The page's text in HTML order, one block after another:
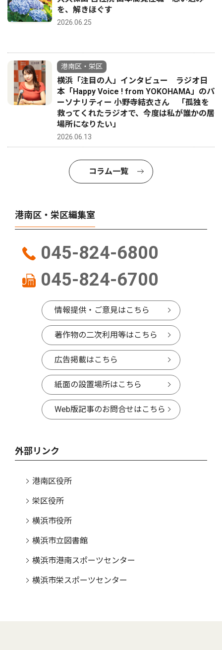
を、解きほぐす
2026.06.25
港南区・栄区
横浜「注目の人」インタビュー ラジオ日
本「Happy Voice ! from YOKOHAMA」のパ
ーソナリティー 小野寺結衣さん 「孤独を
救ってくれたラジオで、今度は私が誰かの居
場所になりたい」
2026.06.13
コラム一覧
港南区・栄区編集室
045-824-6800
045-824-6700
情報提供・ご意見はこちら
著作物の二次利用等はこちら
広告掲載はこちら
紙面の設置場所はこちら
Web版記事のお問合せはこちら
外部リンク
港南区役所
栄区役所
横浜市役所
横浜市立図書館
横浜市港南スポーツセンター
横浜市栄スポーツセンター